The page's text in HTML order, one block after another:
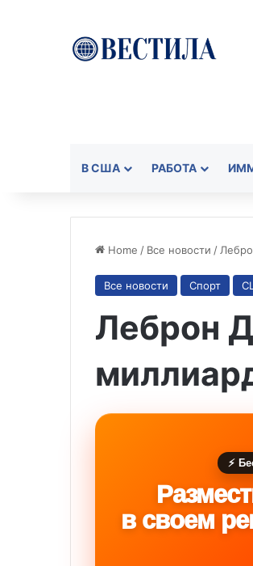
В США РАБОТА
Home / Все новости /
Все новости Спорт
Леброн
⚡
в своем